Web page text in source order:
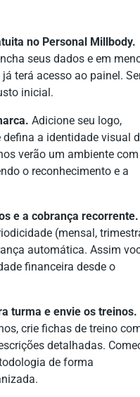
no Personal Millbody.
seus dados e em
terá acesso ao painel.
inicial.
Adicione seu logo,
defina a identidade visual
verão um ambiente com
o reconhecimento e a
e a cobrança recorrente.
(mensal,
automática. Assim
financeira desde o
turma e envie os treinos.
crie fichas de treino
detalhadas.
de forma